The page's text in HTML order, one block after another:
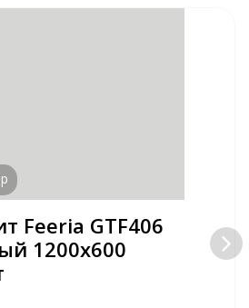
Feeria GTF406
1200х600